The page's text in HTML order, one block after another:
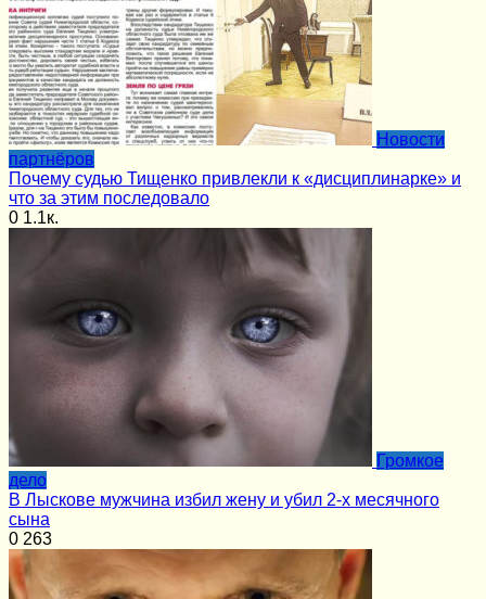
Новости
партнёров
Почему судью Тищенко привлекли к «дисциплинарке» и
что за этим последовало
0 1.1к.
Громкое
дело
В Лыскове мужчина избил жену и убил 2-х месячного
сына
0 263